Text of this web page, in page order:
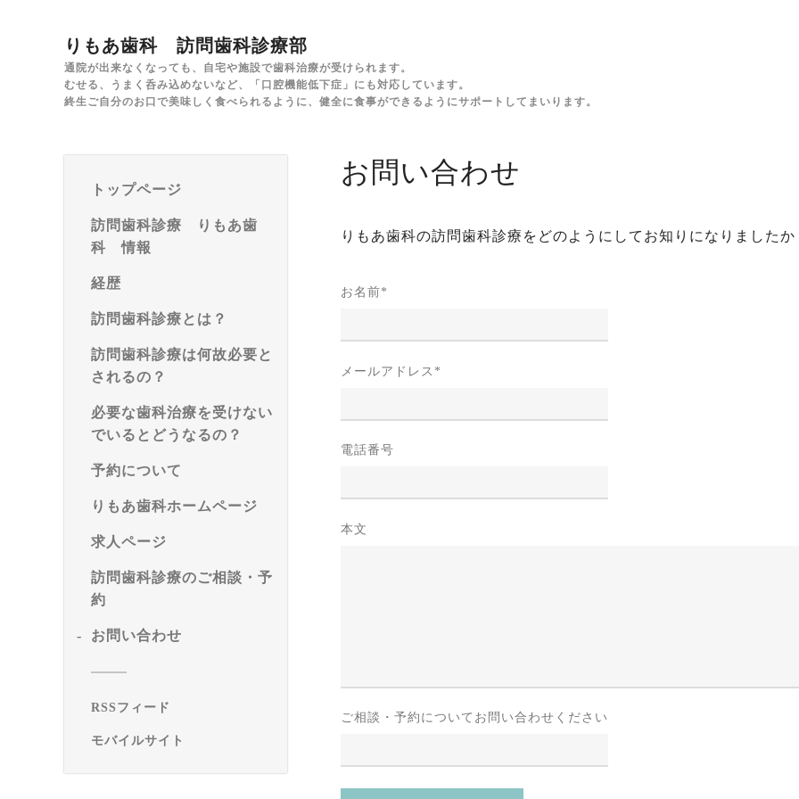
りもあ歯科 訪問歯科診療部
通院が出来なくなっても、自宅や施設で歯科治療が受けられます。
むせる、うまく呑み込めないなど、「口腔機能低下症」にも対応しています。
終生ご自分のお口で美味しく食べられるように、健全に食事ができるようにサポートしてまいります。
トップページ
訪問歯科診療 りもあ歯
科 情報
経歴
訪問歯科診療とは？
訪問歯科診療は何故必要と
されるの？
必要な歯科治療を受けない
でいるとどうなるの？
予約について
りもあ歯科ホームページ
求人ページ
訪問歯科診療のご相談・予
約
お問い合わせ
RSSフィード
モバイルサイト
お問い合わせ
りもあ歯科の訪問歯科診療をどのようにしてお知りになりましたか
お名前*
メールアドレス *
電話番号
本文
ご相談・予約についてお問い合わせください